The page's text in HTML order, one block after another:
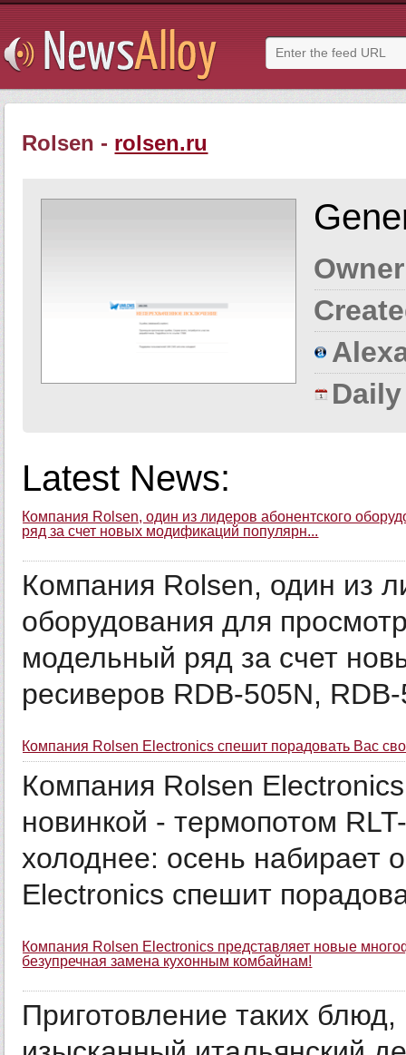
Rolsen - rolsen.ru
Latest News:
Компания Rolsen, один из лидеров абонентского
ряд за счет новых модификаций популярн...
Компания Rolsen, один из
оборудования для
модельный ряд за счет
ресиверов RDB-505N,
Компания Rolsen Electronics спешит порадовать Вас
Компания Rolsen
новинкой - термопотом
холоднее: осень набирает
Electronics спешит
Компания Rolsen Electronics представляет новые
безупречная замена кухонным комбайнам!
Приготовление таких